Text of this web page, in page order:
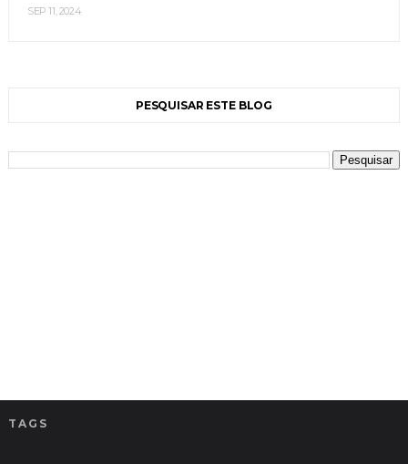
SEP 11, 2024
PESQUISAR ESTE BLOG
TAGS